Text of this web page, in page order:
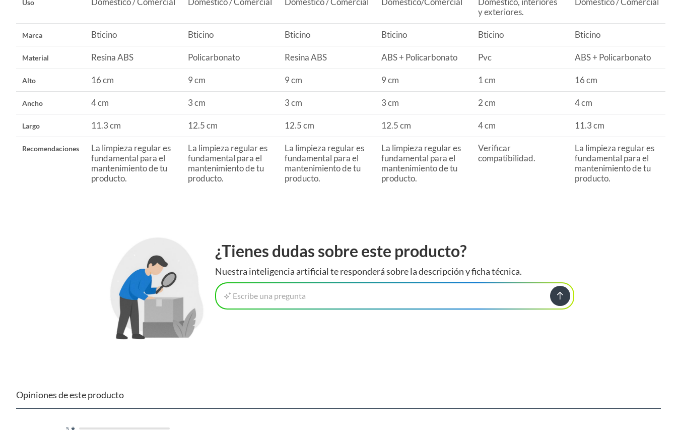
Uso
y exteriores.
Marca Bticino Bticino Bticino Bticino Bticino Bticino
Material Resina ABS Policarbonato Resina ABS ABS + Policarbonato Pvc ABS + Policarbonato
Alto 16 cm 9 cm 9 cm 9 cm 1 cm 16 cm
Ancho 4 cm 3 cm 3 cm 3 cm 2 cm 4 cm
Largo 11.3 cm 12.5 cm 12.5 cm 12.5 cm 4 cm 11.3 cm
Recomendaciones
La limpieza regular es
fundamental para el
mantenimiento de tu
producto.
La limpieza regular es
fundamental para el
mantenimiento de tu
producto.
La limpieza regular es
fundamental para el
mantenimiento de tu
producto.
La limpieza regular es
fundamental para el
mantenimiento de tu
producto.
Verificar
compatibilidad.
La limpieza regular es
fundamental para el
mantenimiento de tu
producto.
¿Tienes dudas sobre este producto?
Nuestra inteligencia artificial te responderá sobre la descripción y ficha técnica.
Escribe una pregunta
Opiniones de este producto
5